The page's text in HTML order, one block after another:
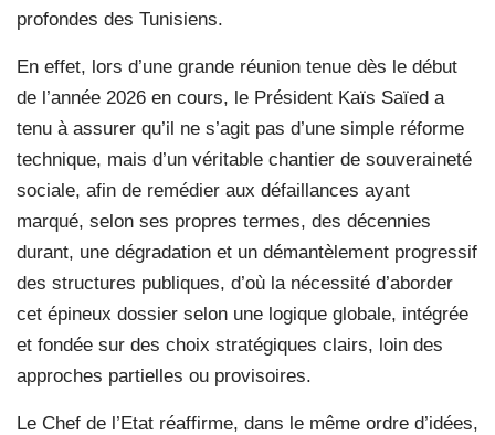
profondes des Tunisiens.
En effet, lors d’une grande réunion tenue dès le début
de l’année 2026 en cours, le Président Kaïs Saïed a
tenu à assurer qu’il ne s’agit pas d’une simple réforme
technique, mais d’un véritable chantier de souveraineté
sociale, afin de remédier aux défaillances ayant
marqué, selon ses propres termes, des décennies
durant, une dégradation et un démantèlement progressif
des structures publiques, d’où la nécessité d’aborder
cet épineux dossier selon une logique globale, intégrée
et fondée sur des choix stratégiques clairs, loin des
approches partielles ou provisoires.
Le Chef de l’Etat réaffirme, dans le même ordre d’idées,